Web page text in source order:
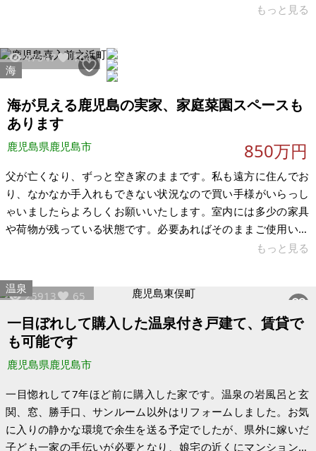
もっと見る
47547
164
海
海が見える鹿児島の実家、家庭菜園スペースも
あります
鹿児島県鹿児島市 850万円
父が亡くなり、ずっと空き家のままです。私も遠方に住んでお
り、なかなか手入れもできない状況なので買い手様がいらっし
ゃいましたらよろしくお願いいたします。室内には多少の家具
や荷物が残っている状態です。必要あればそのままご使用いた
だいても構いませんし、ご不要でしたならばこちらで処分いた
ます。 目前には海が広がり、落ち着いた環境だと思います。駐
車スペースも2～3台(軽)は可能です。菜園可能な用地もありま
す。 【物件概要】※古屋付土地（現状渡し）となります 場所：
鹿児島県鹿児島市喜入前之浜町 土地：430㎡ 建物：86.97㎡ 構
造：木造1階建
もっと見る
25913 65
温泉
一目ぼれして購入した温泉付き戸建て、賃貸で
も可能です
鹿児島県鹿児島市
一目惚れして7年ほど前に購入した家です。温泉の岩風呂と玄
関、窓、勝手口、サンルーム以外はリフォームしました。お気
に入りの静かな環境で余生を送る予定でしたが、県外に嫁いだ
子ども一家の手伝いが必要となり、娘宅の近くにマンションを